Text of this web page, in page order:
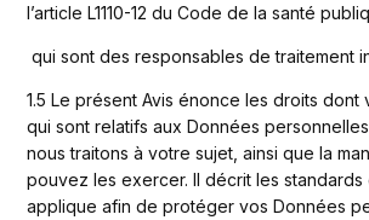
l’article L1110-12 du Code de la santé
qui sont des responsables de traitement
1.5 Le présent Avis énonce les droits dont
qui sont relatifs aux Données
nous traitons à votre sujet, ainsi que la
pouvez les exercer. Il décrit les
applique afin de protéger vos Données